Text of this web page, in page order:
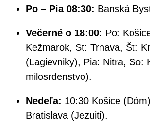
Po – Pia 08:30: Banská
Večerné o 18:00: Po:
Kežmarok, St: Trnava, Št:
(Lagievniky), Pia: Nitra, So:
milosrdenstvo).
Nedeľa: 10:30 Košice
Bratislava (Jezuiti).